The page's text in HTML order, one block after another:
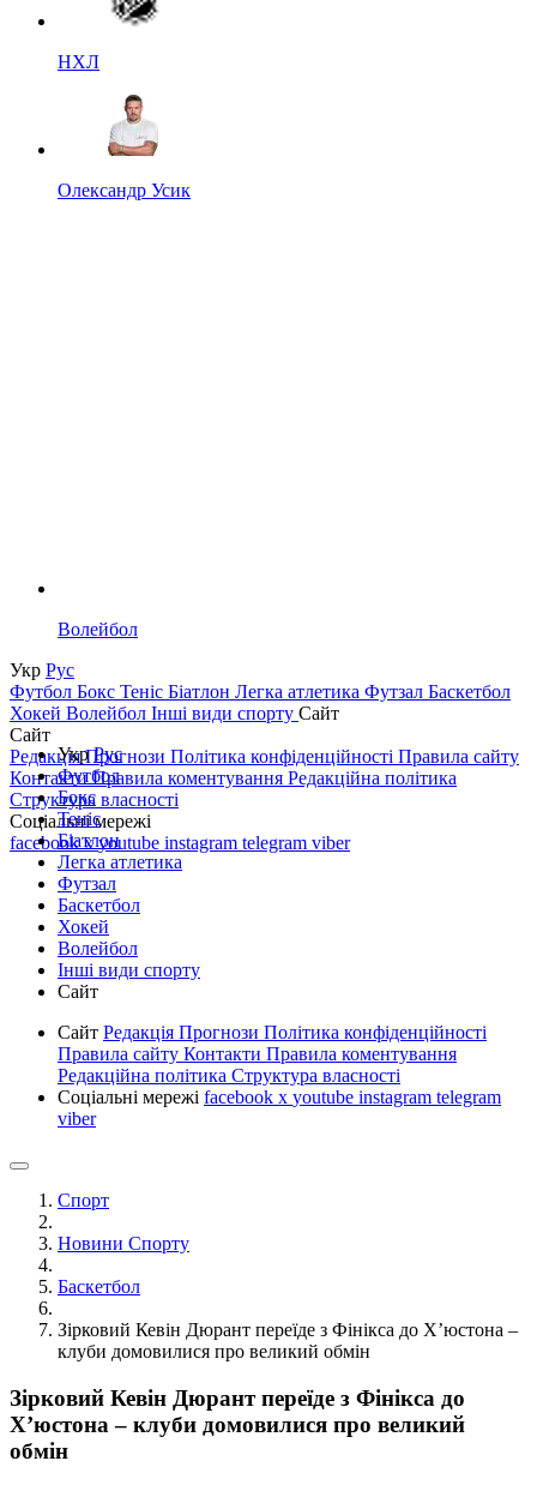
НХЛ
Олександр Усик
Волейбол
Укр Рус
Футбол Бокс Теніс Біатлон Легка атлетика Футзал Баскетбол
Хокей Волейбол Інші види спорту Сайт
Сайт
РедакціяПрогнози Політика конфіденційності Правила сайту
КонтактиПравила коментування Редакційна політика
Структура власності
Соціальні мережі
facebookxyoutube instagram telegram viber
УкрРус
Футбол
Бокс
Теніс
Біатлон
Легка атлетика
Футзал
Баскетбол
Хокей
Волейбол
Інші види спорту
Сайт
Сайт Редакція Прогнози Політика конфіденційності
Правила сайту Контакти Правила коментування
Редакційна політика Структура власності
Соціальні мережі facebook x youtube instagram telegram
viber
Спорт
Новини Спорту
Баскетбол
Зірковий Кевін Дюрант переїде з Фінікса до Х’юстона –
клуби домовилися про великий обмін
Зірковий Кевін Дюрант переїде з Фінікса до
Х’юстона – клуби домовилися про великий
обмін